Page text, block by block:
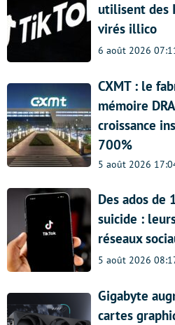
utilisent des
virés illico
6 août 2026
CXMT : le
mémoire
croissance
700%
5 août 2026
Des ados de
suicide :
réseaux
5 août 2026
Gigabyte
cartes